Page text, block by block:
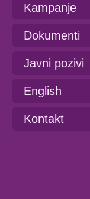
Kampanje
Dokumenti
Javni pozivi
English
Kontakt